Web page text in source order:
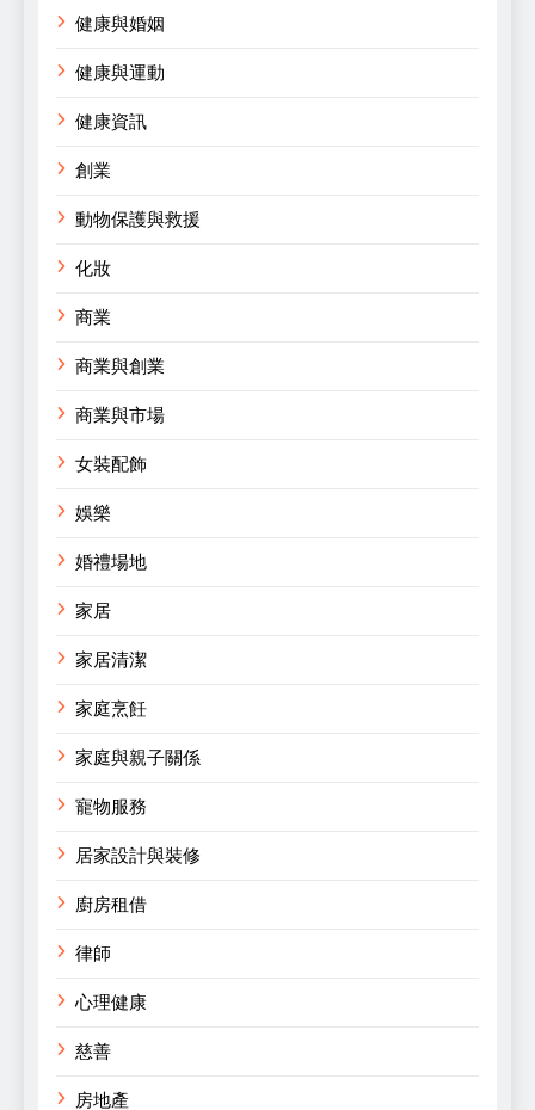
健康與婚姻
健康與運動
健康資訊
創業
動物保護與救援
化妝
商業
商業與創業
商業與市場
女裝配飾
娛樂
婚禮場地
家居
家居清潔
家庭烹飪
家庭與親子關係
寵物服務
居家設計與裝修
廚房租借
律師
心理健康
慈善
房地產